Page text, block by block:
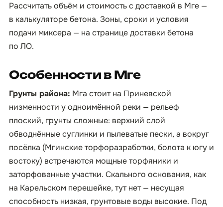
Рассчитать объём и стоимость с доставкой в Мге —
в калькуляторе бетона. Зоны, сроки и условия
подачи миксера — на страницедоставки бетона
по ЛО.
Особенности в Мге
Грунты района: Мга стоит на Приневской
низменности у одноимённой реки — рельеф
плоский, грунты сложные: верхний слой
обводнённые суглинки и пылеватые пески, а вокруг
посёлка (Мгинские торфоразработки, болота к югу и
востоку) встречаются мощные торфяники и
заторфованные участки. Скального основания, как
на Карельском перешейке, тут нет — несущая
способность низкая, грунтовые воды высокие. Под